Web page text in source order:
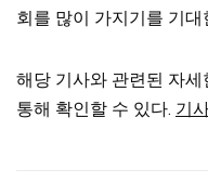
회를 많이 가지기를 기대
해당 기사와 관련된 자
통해 확인할 수 있다. 기